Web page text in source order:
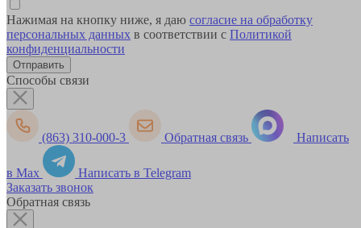
Нажимая на кнопку ниже, я даю согласие на обработку
персональных данных в соответствии с Политикой
конфиденциальности
Способы связи
(863) 310-000-3 Обратная связь Написать
в Max
Написать в Telegram
Заказать звонок
Обратная связь